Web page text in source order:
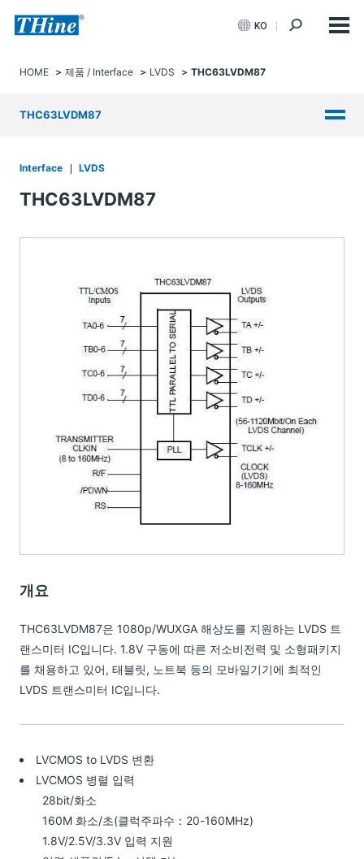
KO
HOME 제품 / Interface LVDS THC63LVDM87
THC63LVDM87
Interface LVDS
THC63LVDM87
개요
THC63LVDM87은 1080p/WUXGA 해상도를 지원하는 LVDS 트
랜스미터 IC입니다. 1.8V 구동에 따른 저소비전력 및 소형패키지
를 채용하고 있어, 태블릿, 노트북 등의 모바일기기에 최적인
LVDS 트랜스미터 IC입니다.
LVCMOS to LVDS 변환
LVCMOS 병렬 입력
28bit/화소
160M 화소/초(클럭주파수：20-160MHz)
1.8V/2.5V/3.3V 입력 지원